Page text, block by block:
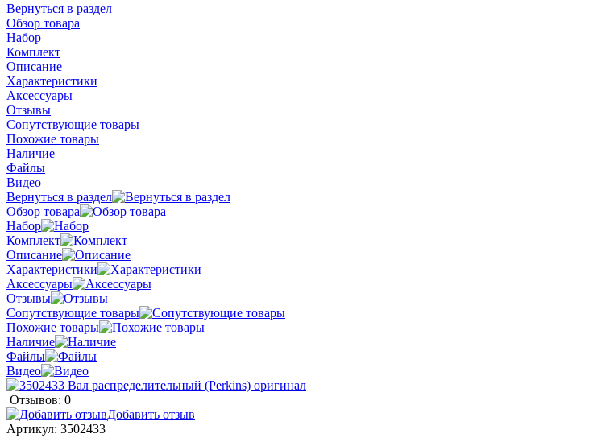
Вернуться в раздел
Обзор товара
Набор
Комплект
Описание
Характеристики
Аксессуары
Отзывы
Сопутствующие товары
Похожие товары
Наличие
Файлы
Видео
Вернуться в раздел
Обзор товара
Набор
Комплект
Описание
Характеристики
Аксессуары
Отзывы
Сопутствующие товары
Похожие товары
Наличие
Файлы
Видео
Отзывов: 0
Добавить отзыв
Артикул: 3502433